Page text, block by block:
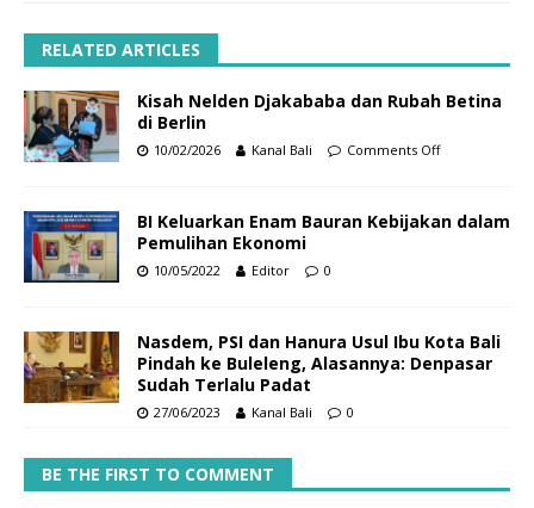
RELATED ARTICLES
Kisah Nelden Djakababa dan Rubah Betina
di Berlin
10/02/2026 Kanal Bali Comments Off
BI Keluarkan Enam Bauran Kebijakan dalam
Pemulihan Ekonomi
10/05/2022 Editor 0
Nasdem, PSI dan Hanura Usul Ibu Kota Bali
Pindah ke Buleleng, Alasannya: Denpasar
Sudah Terlalu Padat
27/06/2023 Kanal Bali 0
BE THE FIRST TO COMMENT